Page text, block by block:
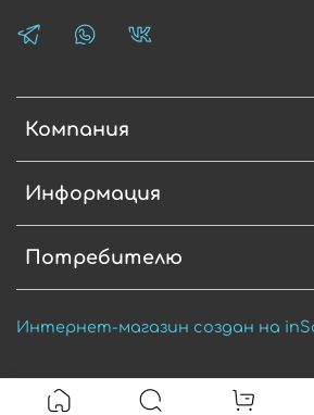
Компания
Информация
Потребителю
Интернет-магазин создан на